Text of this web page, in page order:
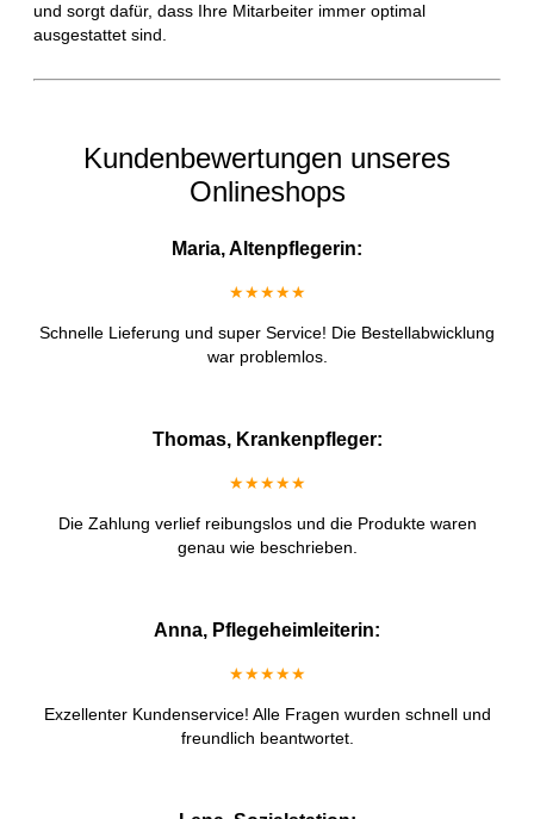
und sorgt dafür, dass Ihre Mitarbeiter immer optimal
ausgestattet sind.
Kundenbewertungen unseres
Onlineshops
Maria, Altenpflegerin:
★★★★★
Schnelle Lieferung und super Service! Die Bestellabwicklung
war problemlos.
Thomas, Krankenpfleger:
★★★★★
Die Zahlung verlief reibungslos und die Produkte waren
genau wie beschrieben.
Anna, Pflegeheimleiterin:
★★★★★
Exzellenter Kundenservice! Alle Fragen wurden schnell und
freundlich beantwortet.